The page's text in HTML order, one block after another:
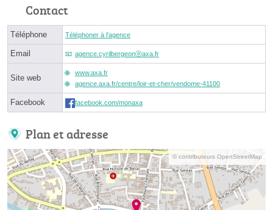
Contact
Téléphone Téléphoner à l'agence
Email agence.cyrilbergeonⓐaxa.fr
Site web
www.axa.fr
agence.axa.fr/centre/loir-et-cher/vendome-41100
Facebook facebook.com/monaxa
Plan et adresse
© contributeurs OpenStreetMap